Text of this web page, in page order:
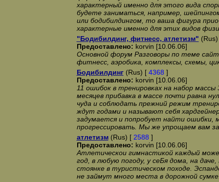
характерный именно для этого вида
будете заниматься, например,
или бодибилдингом, то ваша фигура
характерные именно для этих видов
"Бодибилдинг, фитнесс, атлетизм"
Предоставлено: korvin [10.06.06]
Основной форум Разговоры по теме
фитнесс, аэробика, комплексы, схемы,
Бодибилдинг(Rus) [ 4368 ]
Предоставлено: korvin [10.06.06]
11 ошибок в тренировках на набор массы
месяцев прибавка в массе почти равна
чуда и соблюдать прежний режим
ждут годами и называют себя
задумается и попробует найти
прогрессировать. Мы же упрощаем вам
атлетизм(Rus) [ 2588 ]
Предоставлено: korvin [10.06.06]
Атлетическои гимнастикой каждый
год, в любую погоду, у сеБя дома, на даче,
стоянке в туристическом походе.
не займут много места в дорожной